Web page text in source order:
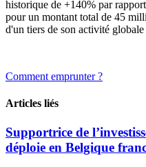
historique de +140% par
pour un montant total de 45
d'un tiers de son activité globale
Comment emprunter ?
Articles liés
Supportrice de
déploie en Belgique